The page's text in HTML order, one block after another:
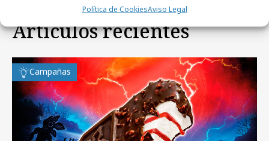
Política de CookiesAviso Legal
Artículos recientes
Campañas